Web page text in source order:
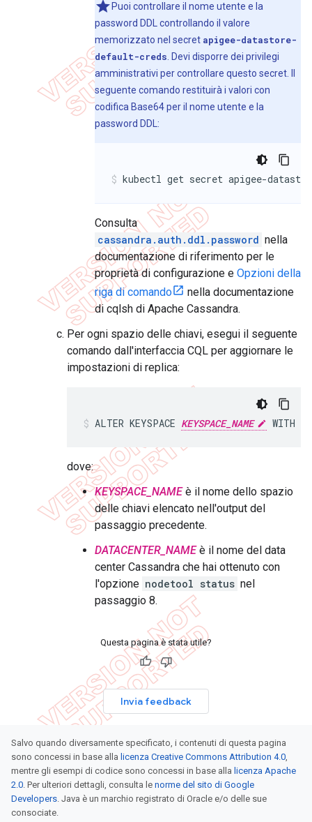
Puoi controllare il nome utente e la
password DDL controllando il valore
memorizzato nel secret apigee-datastore-
default-creds . Devi disporre dei privilegi
amministrativi per controllare questo secret. Il
seguente comando restituirà i valori con
codifica Base64 per il nome utente e la
password DDL:
kubectl get secret apigee-
Consulta
cassandra.auth.ddl.password nella
documentazione di riferimento per le
proprietà di configurazione e Opzioni della
riga di comando
nella documentazione
di cqlsh di Apache Cassandra.
Per ogni spazio delle chiavi, esegui il seguente
comando dall'interfaccia CQL per aggiornare le
impostazioni di replica:
ALTER KEYSPACE KEYSPACE_NAME WITH
dove:
KEYSPACE_NAMEè il nome dello spazio
delle chiavi elencato nell'output del
passaggio precedente.
DATACENTER_NAMEè il nome del data
center Cassandra che hai ottenuto con
l'opzione nodetool status nel
passaggio 8.
Questa pagina è stata utile?
Invia feedback
Salvo quando diversamente specificato, i contenuti di questa pagina
sono concessi in base alla licenza Creative Commons Attribution 4.0,
mentre gli esempi di codice sono concessi in base alla licenza Apache
2.0. Per ulteriori dettagli, consulta le norme del sito di Google
Developers. Java è un marchio registrato di Oracle e/o delle sue
consociate.